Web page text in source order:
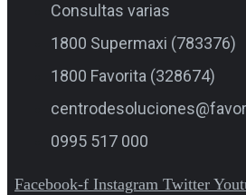
Consultas varias
1800 Supermaxi (783376)
1800 Favorita (328674)
0995 517 000
Facebook-f Instagram Twitter